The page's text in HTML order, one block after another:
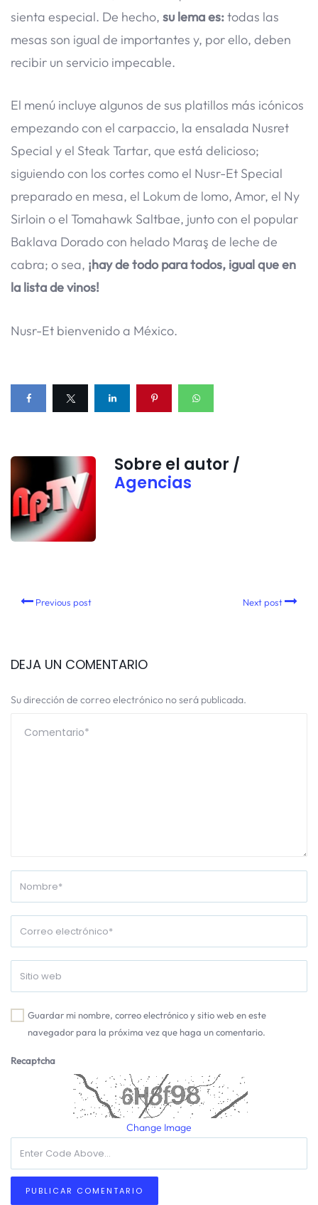
sienta especial. De hecho, su lema es:todas las
mesas son igual de importantes y, por ello, deben
recibir un servicio impecable.
El menú incluye algunos de sus platillos más icónicos
empezando con el carpaccio, la ensalada Nusret
Special y el Steak Tartar, que está delicioso;
siguiendo con los cortes como el Nusr-Et Special
preparado en mesa, el Lokum de lomo, Amor, el Ny
Sirloin o el Tomahawk Saltbae, junto con el popular
Baklava Dorado con helado Maraş de leche de
cabra; o sea, ¡hay de todo para todos, igual que en
la lista de vinos!
Nusr-Et bienvenido a México.
Sobre el autor /
Agencias
Previous post Next post
DEJA UN COMENTARIO
Su dirección de correo electrónico no será publicada.
Guardar mi nombre, correo electrónico y sitio web en este
navegador para la próxima vez que haga un comentario.
Recaptcha
Change Image